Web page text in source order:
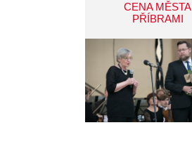
CENA MĚSTA
PŘÍBRAMI